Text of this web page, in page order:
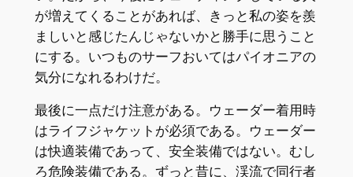
が増えてくることがあれば、きっと私の姿を羨
ましいと感じたんじゃないかと勝手に思うこと
にする。いつものサーフおいてはパイオニアの
気分になれるわけだ。
最後に一点だけ注意がある。ウェーダー着用時
はライフジャケットが必須である。ウェーダー
は快適装備であって、安全装備ではない。むし
ろ危険装備である。ずっと昔に、渓流で同行者